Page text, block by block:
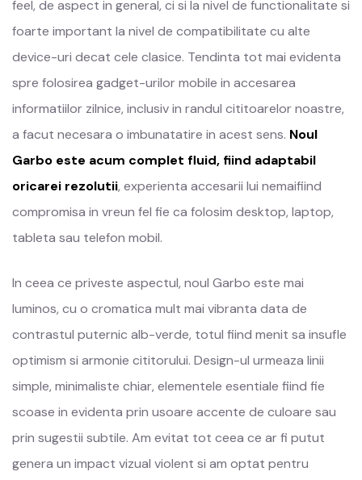
feel, de aspect in general, ci si la nivel de functionalitate si
foarte important la nivel de compatibilitate cu alte
device-uri decat cele clasice. Tendinta tot mai evidenta
spre folosirea gadget-urilor mobile in accesarea
informatiilor zilnice, inclusiv in randul cititoarelor noastre,
a facut necesara o imbunatatire in acest sens. Noul
Garbo este acum complet fluid, fiind adaptabil
oricarei rezolutii, experienta accesarii lui nemaifiind
compromisa in vreun fel fie ca folosim desktop, laptop,
tableta sau telefon mobil.
In ceea ce priveste aspectul, noul Garbo este mai
luminos, cu o cromatica mult mai vibranta data de
contrastul puternic alb-verde, totul fiind menit sa insufle
optimism si armonie cititorului. Design-ul urmeaza linii
simple, minimaliste chiar, elementele esentiale fiind fie
scoase in evidenta prin usoare accente de culoare sau
prin sugestii subtile. Am evitat tot ceea ce ar fi putut
genera un impact vizual violent si am optat pentru